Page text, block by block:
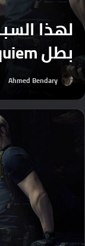
لهذا
بطل Resident Evil Requiem.
Ahmed Bendary